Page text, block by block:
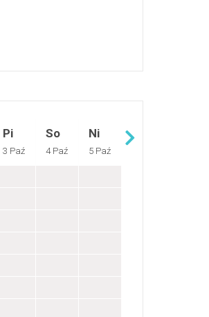
Pi
3 Paź
So
4 Paź
Ni
5 Paź